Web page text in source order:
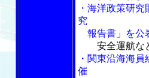
・海洋政策研
究
報告書」を公
安全運航な
・関東沿海海
催